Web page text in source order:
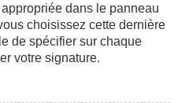
dans le panneau
choisissez cette dernière
de spécifier sur chaque
votre signature.